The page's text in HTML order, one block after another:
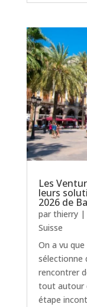
Les
leurs
2026 de
par thierry|
Suisse
On a vu
sélectionne
rencontrer
tout autour
étape